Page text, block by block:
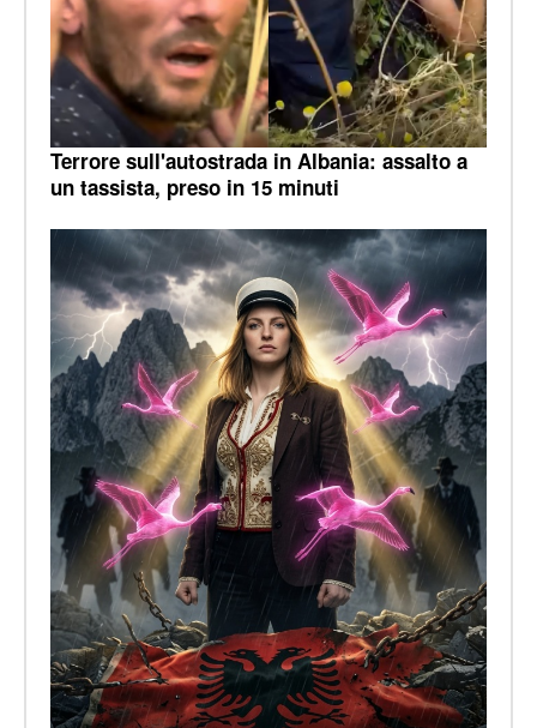
Terrore sull'autostrada in Albania: assalto a
un tassista, preso in 15 minuti